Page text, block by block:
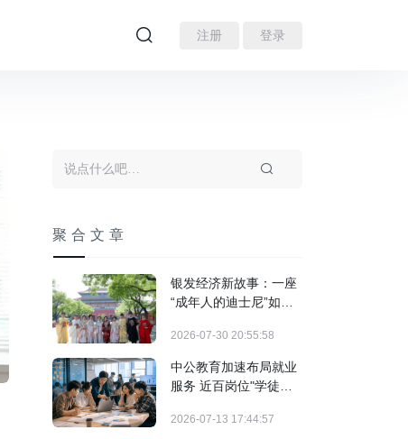
注册 登录
聚合文章
银发经济新故事：一座
“成年人的迪士尼”如何
2026-07-30 20:55:58
中公教育加速布局就业
服务 近百岗位"学徒
2026-07-13 17:44:57